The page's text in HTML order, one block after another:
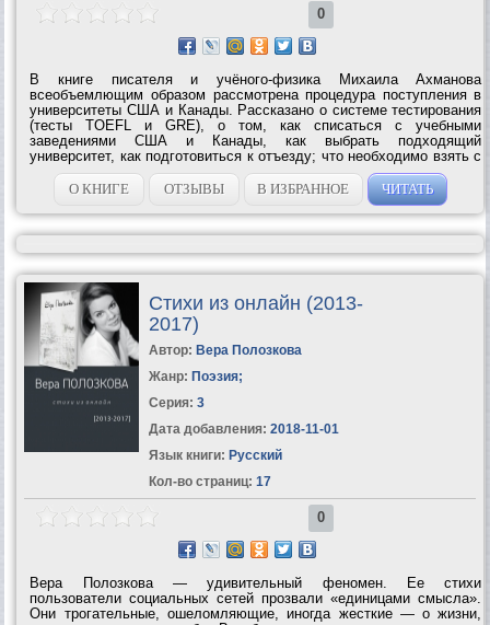
0
В книге писателя и учёного-физика Михаила Ахманова
всеобъемлющим образом рассмотрена процедура поступления в
университеты США и Канады. Рассказано о системе тестирования
(тесты TOEFL и GRE), о том, как списаться с учебными
заведениями США и Канады, как выбрать подходящий
университет, как подготовиться к отъезду; что необходимо взять с
собой и что желательно знать и уметь (компьютер, вождение
автомобиля, операции с банковскими счетами и...
О КНИГЕ ОТЗЫВЫ В ИЗБРАННОЕ ЧИТАТЬ
Стихи из онлайн (2013-
2017)
Автор: Вера Полозкова
Жанр: Поэзия;
Серия: 3
Дата добавления: 2018-11-01
Язык книги: Русский
Кол-во страниц: 17
0
Вера Полозкова — удивительный феномен. Ее стихи
пользователи социальных сетей прозвали «единицами смысла».
Они трогательные, ошеломляющие, иногда жесткие — о жизни,